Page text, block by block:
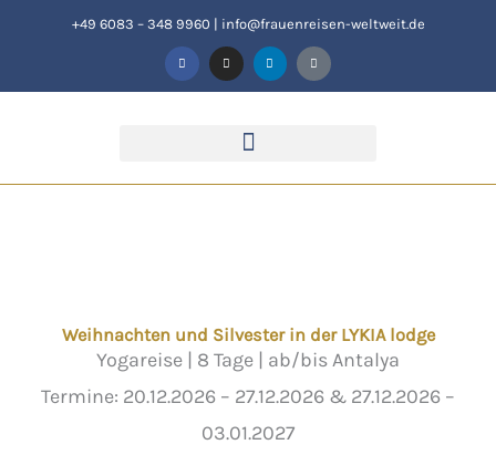
+49 6083 – 348 9960 | info@frauenreisen-weltweit.de
F
a
c
e
b
I
n
s
t
a
L
i
n
k
e
T
i
k
t
o
Weihnachten und Silvester in der LYKIA lodge
Yogareise | 8 Tage | ab/bis Antalya
Termine: 20.12.2026 – 27.12.2026 & 27.12.2026 –
03.01.2027